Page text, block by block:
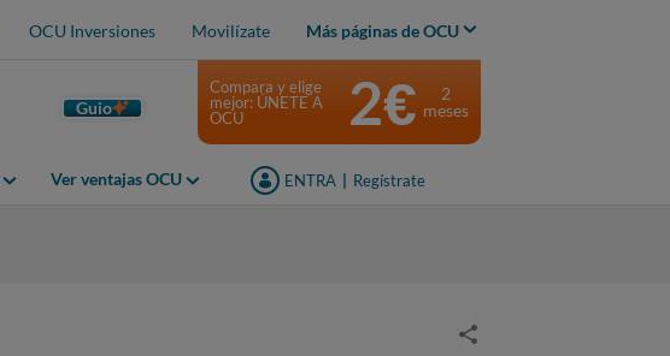
OCU Inversiones Movilízate Más páginas de OCU
Guio
Ver ventajas OCU ENTRA Regístrate
Compara y elige
mejor: ÚNETE A
OCU
2€
2
meses